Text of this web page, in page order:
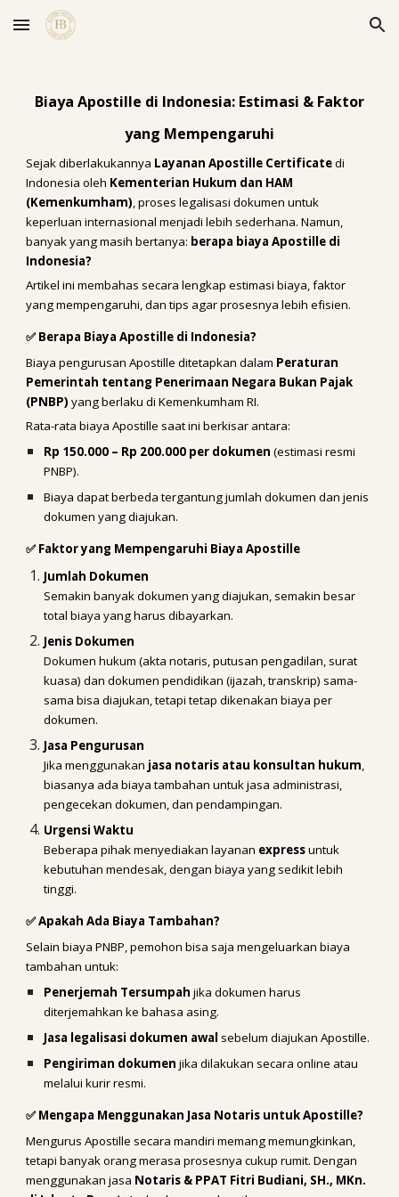
Skip to main content Skip to navigation
Biaya Apostille di Indonesia: Estimasi & Faktor
yang Mempengaruhi
Sejak diberlakukannya Layanan Apostille Certificatedi
Indonesia oleh Kementerian Hukum dan HAM
(Kemenkumham), proses legalisasi dokumen untuk
keperluan internasional menjadi lebih sederhana. Namun,
banyak yang masih bertanya: berapa biaya Apostille di
Indonesia?
Artikel ini membahas secara lengkap estimasi biaya, faktor
yang mempengaruhi, dan tips agar prosesnya lebih efisien.
✅ Berapa Biaya Apostille di Indonesia?
Biaya pengurusan Apostille ditetapkan dalam Peraturan
Pemerintah tentang Penerimaan Negara Bukan Pajak
(PNBP) yang berlaku di Kemenkumham RI.
Rata-rata biaya Apostille saat ini berkisar antara:
Rp 150.000 – Rp 200.000 per dokumen (estimasi resmi
PNBP).
Biaya dapat berbeda tergantung jumlah dokumen dan jenis
dokumen yang diajukan.
✅ Faktor yang Mempengaruhi Biaya Apostille
Jumlah Dokumen
Semakin banyak dokumen yang diajukan, semakin besar
total biaya yang harus dibayarkan.
Jenis Dokumen
Dokumen hukum (akta notaris, putusan pengadilan, surat
kuasa) dan dokumen pendidikan (ijazah, transkrip) sama-
sama bisa diajukan, tetapi tetap dikenakan biaya per
dokumen.
Jasa Pengurusan
Jika menggunakan jasa notaris atau konsultan hukum,
biasanya ada biaya tambahan untuk jasa administrasi,
pengecekan dokumen, dan pendampingan.
Urgensi Waktu
Beberapa pihak menyediakan layanan expressuntuk
kebutuhan mendesak, dengan biaya yang sedikit lebih
tinggi.
✅ Apakah Ada Biaya Tambahan?
Selain biaya PNBP, pemohon bisa saja mengeluarkan biaya
tambahan untuk:
Penerjemah Tersumpah jika dokumen harus
diterjemahkan ke bahasa asing.
Jasa legalisasi dokumen awal sebelum diajukan Apostille.
Pengiriman dokumen jika dilakukan secara online atau
melalui kurir resmi.
✅ Mengapa Menggunakan Jasa Notaris untuk Apostille?
Mengurus Apostille secara mandiri memang memungkinkan,
tetapi banyak orang merasa prosesnya cukup rumit. Dengan
menggunakan jasa Notaris & PPAT Fitri Budiani, SH., MKn.